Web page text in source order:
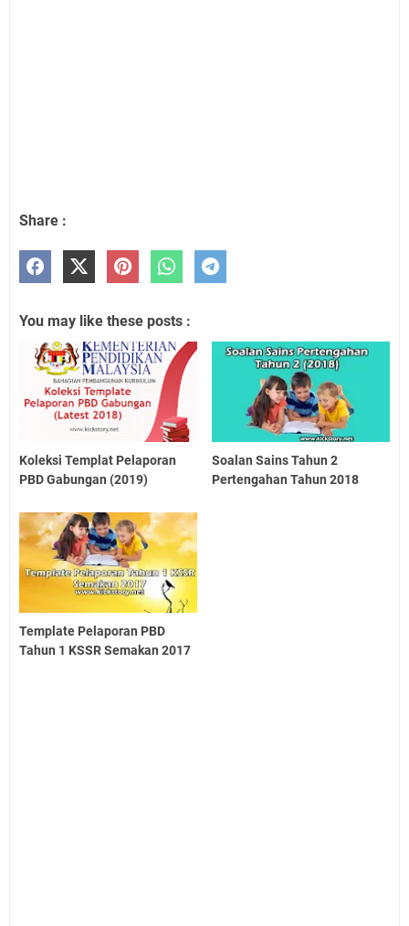
Share :
You may like these posts :
Koleksi Templat Pelaporan
PBD Gabungan (2019)
Soalan Sains Tahun 2
Pertengahan Tahun 2018
Template Pelaporan PBD
Tahun 1 KSSR Semakan 2017